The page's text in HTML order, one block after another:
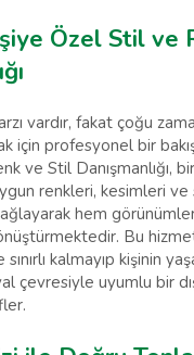
Özel Stil ve
vardır, fakat çoğu
için profesyonel bir
ve Stil Danışmanlığı,
renkleri, kesimleri
hem
Bu
kalmayıp kişinin
çevresiyle uyumlu bir